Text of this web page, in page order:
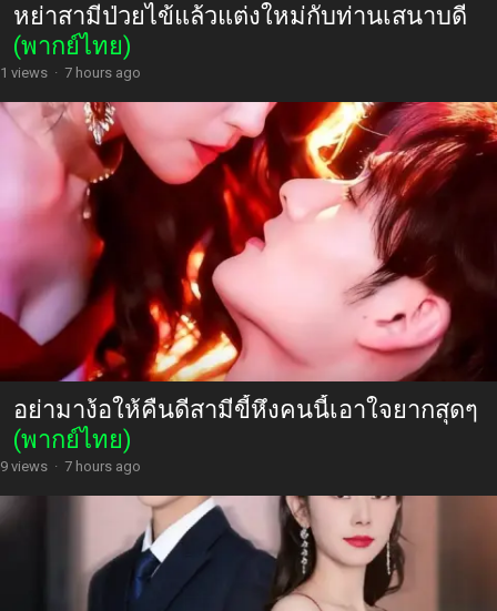
หย่าสามีป่วยไข้แล้วแต่งใหม่กับท่านเสนาบดี
(พากย์ไทย)
1 views · 7 hours ago
อย่ามาง้อให้คืนดีสามีขี้หึงคนนี้เอาใจยากสุดๆ
(พากย์ไทย)
9 views · 7 hours ago